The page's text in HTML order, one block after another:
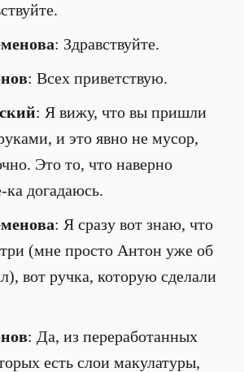
: Здравствуйте.
: Всех приветствую.
: Я вижу, что вы пришли
и это явно не мусор,
Это то, что наверно
ка догадаюсь.
: Я сразу вот знаю, что
(мне просто Антон уже об
вот ручка, которую сделали
: Да, из переработанных
есть слои макулатуры,